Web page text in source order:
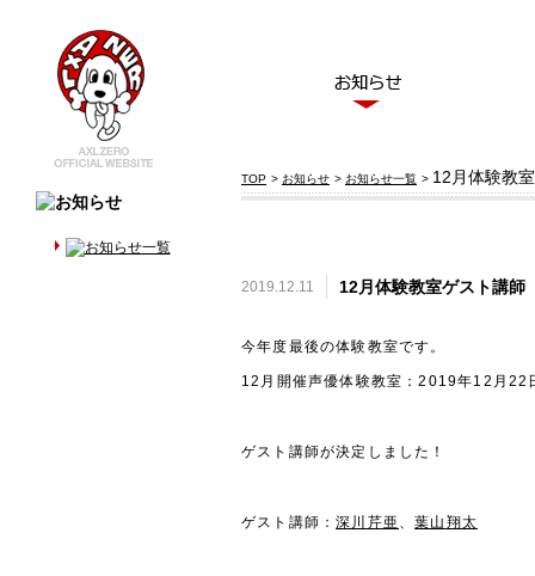
TOP > お知らせ > お知らせ一覧 > 12月体験教
2019.12.11 12月体験教室ゲスト講師
今年度最後の体験教室です。
12月開催声優体験教室：2019年12月22
ゲスト講師が決定しました！
ゲスト講師：深川芹亜 、葉山翔太